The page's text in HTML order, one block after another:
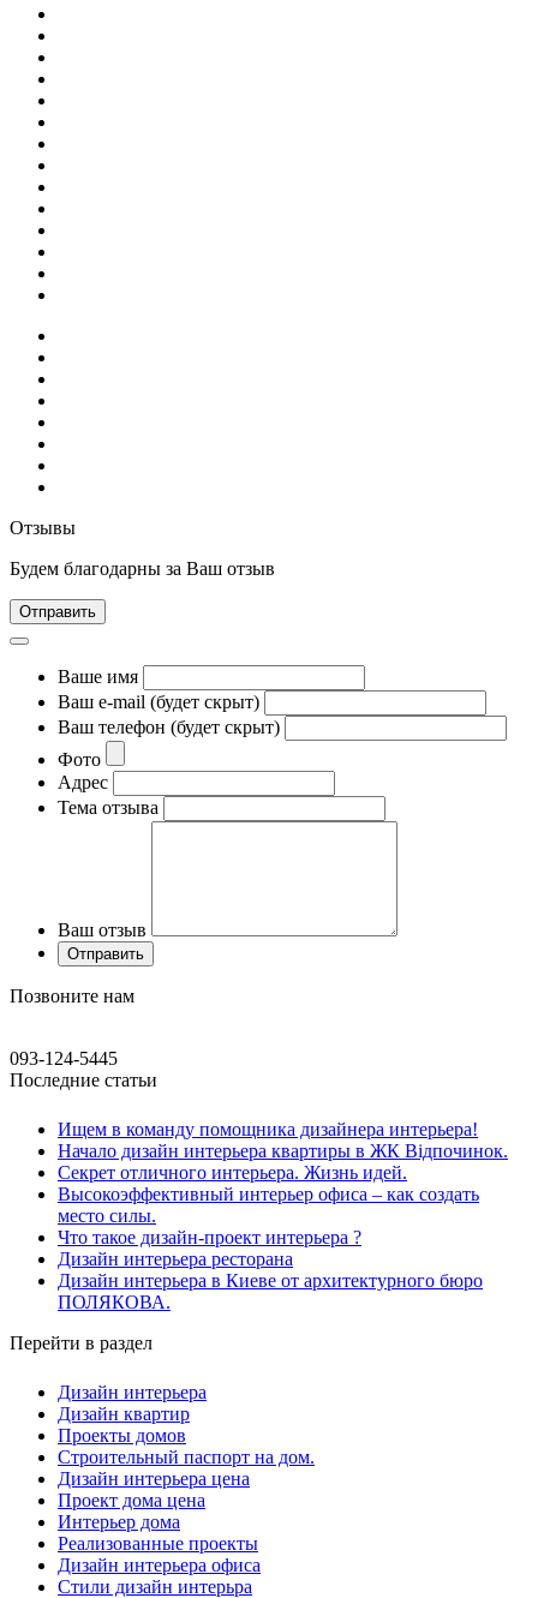
Отзывы
Будем благодарны за Ваш отзыв
Отправить
Ваше имя
Ваш e-mail (будет скрыт)
Ваш телефон (будет скрыт)
Фото
Адрес
Тема отзыва
Ваш отзыв
Позвоните нам
093-124-5445
Последние статьи
Ищем в команду помощника дизайнера интерьера!
Начало дизайн интерьера квартиры в ЖК Відпочинок.
Секрет отличного интерьера. Жизнь идей.
Высокоэффективный интерьер офиса – как создать
место силы.
Что такое дизайн-проект интерьера ?
Дизайн интерьера ресторана
Дизайн интерьера в Киеве от архитектурного бюро
ПОЛЯКОВА.
Перейти в раздел
Дизайн интерьера
Дизайн квартир
Проекты домов
Строительный паспорт на дом.
Дизайн интерьера цена
Проект дома цена
Интерьер дома
Реализованные проекты
Дизайн интерьера офиса
Cтили дизайн интерьра